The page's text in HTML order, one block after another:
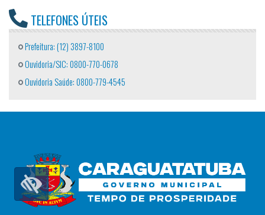
TELEFONES ÚTEIS
Prefeitura: (12) 3897-8100
Ouvidoria/SIC: 0800-770-0678
Ouvidoria Saúde: 0800-779-4545